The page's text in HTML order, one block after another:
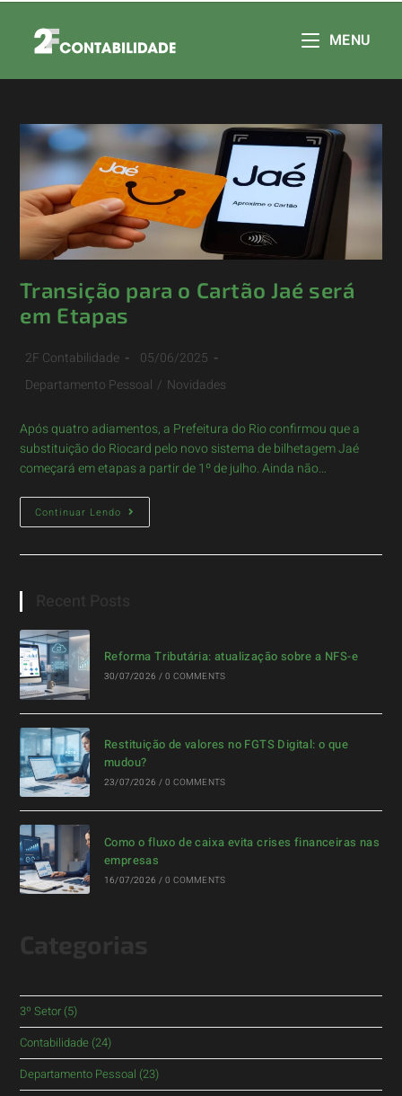
MENU
Transição para o Cartão Jaé será
em Etapas
2F Contabilidade
05/06/2025
Departamento Pessoal / Novidades
Após quatro adiamentos, a Prefeitura do Rio confirmou que a
substituição do Riocard pelo novo sistema de bilhetagem Jaé
começará em etapas a partir de 1º de julho. Ainda não…
Continuar Lendo
Reforma Tributária: atualização sobre a NFS-e
30/07/2026 / 0 COMMENTS
Restituição de valores no FGTS Digital: o que
mudou?
23/07/2026 / 0 COMMENTS
Como o fluxo de caixa evita crises financeiras nas
empresas
16/07/2026 / 0 COMMENTS
3º Setor (5)
Contabilidade (24)
Departamento Pessoal (23)